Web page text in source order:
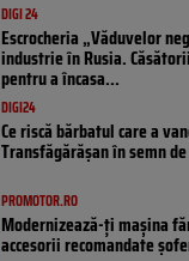
DIGI 24
Escrocheria „Văduvelor
industrie în Rusia.
pentru a încasa...
DIGI24
Ce riscă bărbatul care a
Transfăgărășan în semn
PROMOTOR.RO
Modernizează-ți mașina
accesorii recomandate